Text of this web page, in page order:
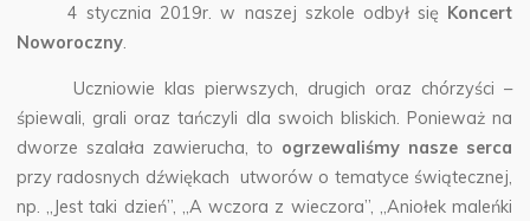
4 stycznia 2019r. w naszej szkole odbył się Koncert
Noworoczny.
Uczniowie klas pierwszych, drugich oraz chórzyści –
śpiewali, grali oraz tańczyli dla swoich bliskich. Ponieważ na
dworze szalała zawierucha, to ogrzewaliśmy nasze serca
przy radosnych dźwiękach utworów o tematyce świątecznej,
np. „Jest taki dzień”, „A wczora z wieczora”, „Aniołek maleńki